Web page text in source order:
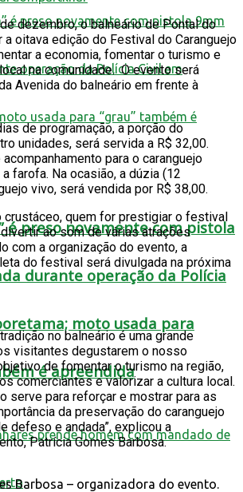
é preso novamente com pistola
durante operação da Polícia
moto usada para
é apreendida
dezembro, o balneário de Pontal do
a oitava edição do Festival do Caranguejo
a economia, fomentar o turismo e
na comunidade. O evento será
Avenida do balneário em frente à
de programação, a porção do
unidades, será servida a R$ 32,00.
para o caranguejo
farofa. Na ocasião, a dúzia (12
vivo, será vendida por R$ 38,00.
crustáceo, quem for prestigiar o festival
ao som de várias atrações
com a organização do evento, a
do festival será divulgada na próxima
no balneário é uma grande
visitantes degustarem o nosso
de fomentar o turismo na região,
comerciantes e valorizar a cultura local.
serve para reforçar e mostrar para as
da preservação do caranguejo
defeso e andada”, explicou a
Patrícia Gomes Barbosa.
Barbosa – organizadora do evento.